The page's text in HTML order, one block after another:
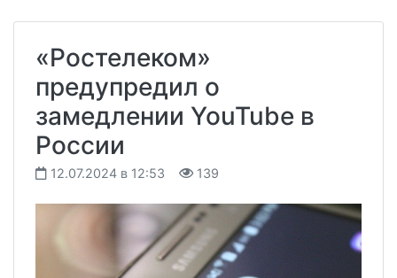
«Ростелеком»
предупредил о
замедлении YouTube в
России
12.07.2024 в 12:53 139